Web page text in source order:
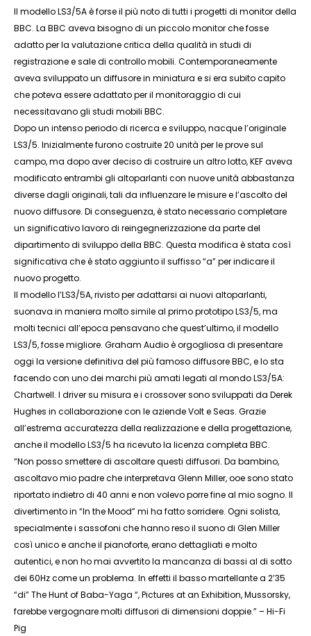
Il modello LS3/5A è forse il più noto di tutti i progetti di monitor della
BBC. La BBC aveva bisogno di un piccolo monitor che fosse
adatto per la valutazione critica della qualità in studi di
registrazione e sale di controllo mobili. Contemporaneamente
aveva sviluppato un diffusore in miniatura e si era subito capito
che poteva essere adattato per il monitoraggio di cui
necessitavano gli studi mobili BBC.
Dopo un intenso periodo di ricerca e sviluppo, nacque l’originale
LS3/5. Inizialmente furono costruite 20 unità per le prove sul
campo, ma dopo aver deciso di costruire un altro lotto, KEF aveva
modificato entrambi gli altoparlanti con nuove unità abbastanza
diverse dagli originali, tali da influenzare le misure e l’ascolto del
nuovo diffusore. Di conseguenza, è stato necessario completare
un significativo lavoro di reingegnerizzazione da parte del
dipartimento di sviluppo della BBC. Questa modifica è stata così
significativa che è stato aggiunto il suffisso “a” per indicare il
nuovo progetto.
Il modello l’LS3/5A, rivisto per adattarsi ai nuovi altoparlanti,
suonava in maniera molto simile al primo prototipo LS3/5, ma
molti tecnici all’epoca pensavano che quest’ultimo, il modello
LS3/5, fosse migliore. Graham Audio è orgogliosa di presentare
oggi la versione definitiva del più famoso diffusore BBC, e lo sta
facendo con uno dei marchi più amati legati al mondo LS3/5A:
Chartwell. I driver su misura e i crossover sono sviluppati da Derek
Hughes in collaborazione con le aziende Volt e Seas. Grazie
all’estrema accuratezza della realizzazione e della progettazione,
anche il modello LS3/5 ha ricevuto la licenza completa BBC.
“Non posso smettere di ascoltare questi diffusori. Da bambino,
ascoltavo mio padre che interpretava Glenn Miller, ooe sono stato
riportato indietro di 40 anni e non volevo porre fine al mio sogno. Il
divertimento in “In the Mood” mi ha fatto sorridere. Ogni solista,
specialmente i sassofoni che hanno reso il suono di Glen Miller
così unico e anche il pianoforte, erano dettagliati e molto
autentici, e non ho mai avvertito la mancanza di bassi al di sotto
dei 60Hz come un problema. In effetti il basso martellante a 2’35
“di” The Hunt of Baba-Yaga “, Pictures at an Exhibition, Mussorsky,
farebbe vergognare molti diffusori di dimensioni doppie.” – Hi-Fi
Pig